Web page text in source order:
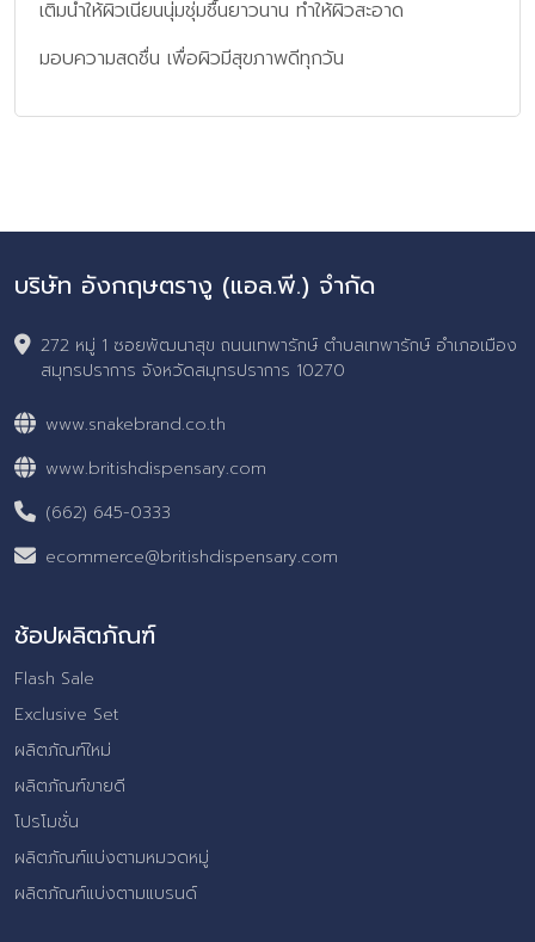
เติมน้ำให้ผิวเนียนนุ่มชุ่มชื้นยาวนาน ทำให้ผิวสะอาด
มอบความสดชื่น เพื่อผิวมีสุขภาพดีทุกวัน
บริษัท อังกฤษตรางู (แอล.พี.) จำกัด
272 หมู่ 1 ซอยพัฒนาสุข ถนนเทพารักษ์ ตำบลเทพารักษ์ อำเภอเมือง
สมุทรปราการ จังหวัดสมุทรปราการ 10270
www.snakebrand.co.th
www.britishdispensary.com
(662) 645-0333
ecommerce@britishdispensary.com
ช้อปผลิตภัณฑ์
Flash Sale
Exclusive Set
ผลิตภัณฑ์ใหม่
ผลิตภัณฑ์ขายดี
โปรโมชั่น
ผลิตภัณฑ์แบ่งตามหมวดหมู่
ผลิตภัณฑ์แบ่งตามแบรนด์